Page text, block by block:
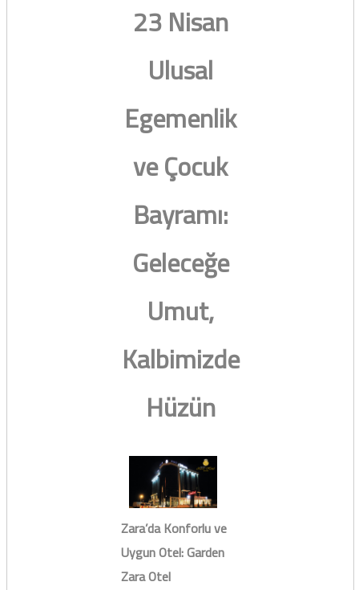
23 Nisan
Ulusal
Egemenlik
ve Çocuk
Bayramı:
Geleceğe
Umut,
Kalbimizde
Hüzün
Zara’da Konforlu ve
Uygun Otel: Garden
Zara Otel